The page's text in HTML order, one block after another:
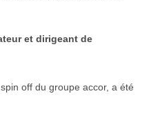
et dirigeant de
off du groupe accor, a été